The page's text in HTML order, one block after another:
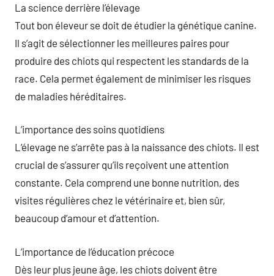
La science derrière l’élevage
Tout bon éleveur se doit de étudier la génétique canine.
Il s’agit de sélectionner les meilleures paires pour
produire des chiots qui respectent les standards de la
race. Cela permet également de minimiser les risques
de maladies héréditaires.
L’importance des soins quotidiens
L’élevage ne s’arrête pas à la naissance des chiots. Il est
crucial de s’assurer qu’ils reçoivent une attention
constante. Cela comprend une bonne nutrition, des
visites régulières chez le vétérinaire et, bien sûr,
beaucoup d’amour et d’attention.
L’importance de l’éducation précoce
Dès leur plus jeune âge, les chiots doivent être